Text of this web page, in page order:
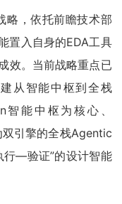
略，依托前瞻技术部
置入自身的EDA工具
效。当前战略重点已
从智能中枢到全栈
智能中枢为核心、
引擎的全栈Agentic
—验证”的设计智能